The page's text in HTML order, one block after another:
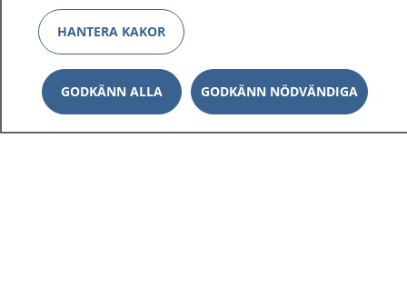
1177 på flera språk Show
HANTERA KAKOR
GODKÄNN NÖDVÄNDIGA
GODKÄNN ALLA